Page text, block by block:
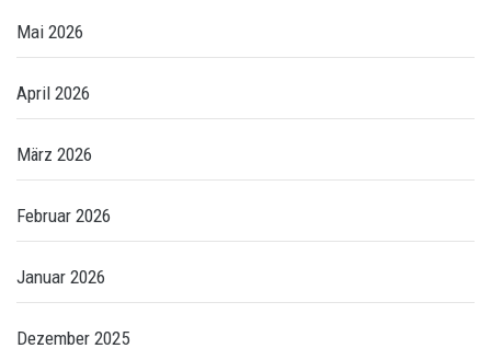
Mai 2026
April 2026
März 2026
Februar 2026
Januar 2026
Dezember 2025